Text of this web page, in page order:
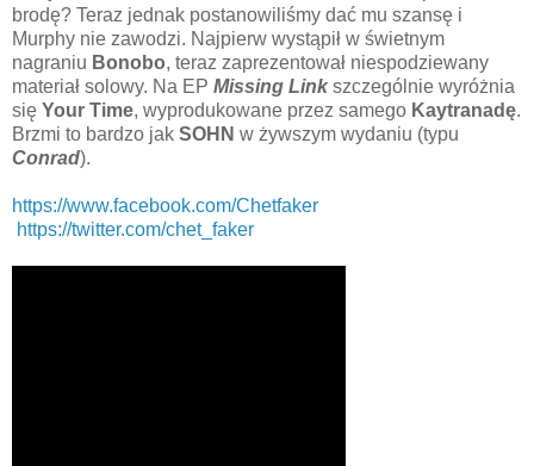
brodę? Teraz jednak postanowiliśmy dać mu szansę i
Murphy nie zawodzi. Najpierw wystąpił w świetnym
nagraniu Bonobo, teraz zaprezentował niespodziewany
materiał solowy. Na EP Missing Link szczególnie wyróżnia
się Your Time, wyprodukowane przez samego Kaytranadę.
Brzmi to bardzo jak SOHN w żywszym wydaniu (typu
Conrad).
https://www.facebook.com/Chetfaker
https://twitter.com/chet_faker